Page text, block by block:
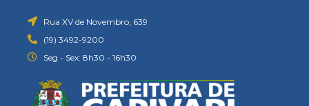
Rua XV de Novembro, 639
(19) 3492-9200
Seg - Sex: 8h30 - 16h30